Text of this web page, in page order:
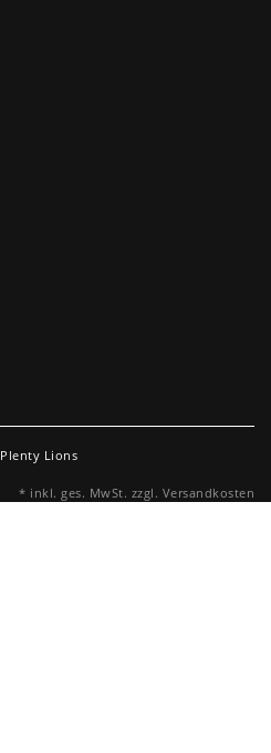
Plenty Lions
* inkl. ges. MwSt. zzgl. Versandkosten